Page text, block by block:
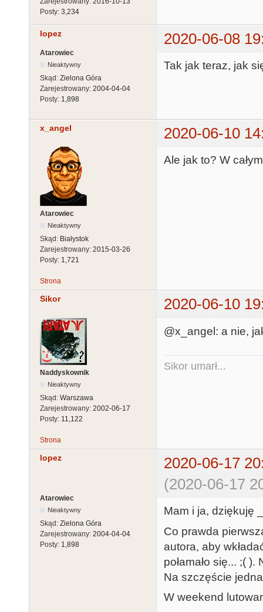
Posty: 3,234
lopez 2020-06-08
Atarowiec
Nieaktywny
Skąd: Zielona Góra
Zarejestrowany: 2004-04-04
Posty: 1,898
Tak jak teraz, jak
x_angel 2020-06-10
Atarowiec
Nieaktywny
Skąd: Białystok
Zarejestrowany: 2015-03-26
Posty: 1,721
Ale jak to? W
Strona
Sikor 2020-06-10
Naddyskownik
Nieaktywny
Skąd: Warszawa
Zarejestrowany: 2002-06-17
Posty: 11,122
@x_angel: a nie,
Sikor umarł...
Strona
lopez
2020-06-17
(2020-06-17
Atarowiec
Nieaktywny
Skąd: Zielona Góra
Zarejestrowany: 2004-04-04
Posty: 1,898
Mam i ja, dziękuję
Co prawda
autora, aby
połamało się... ;(
Na szczęście
W weekend